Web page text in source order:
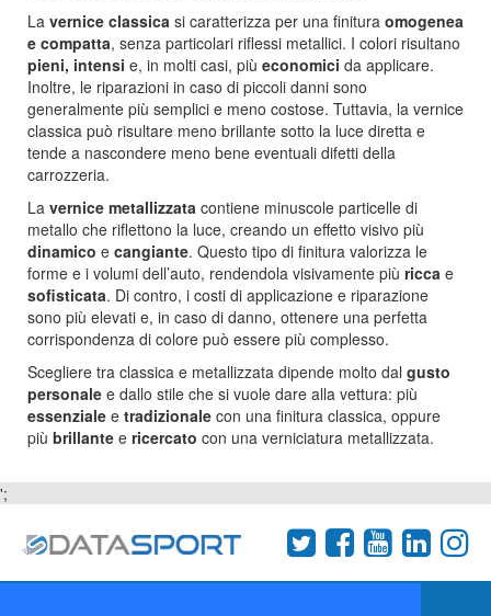
La vernice classica si caratterizza per una finitura omogenea
e compatta, senza particolari riflessi metallici. I colori risultano
pieni, intensi e, in molti casi, più economici da applicare.
Inoltre, le riparazioni in caso di piccoli danni sono
generalmente più semplici e meno costose. Tuttavia, la vernice
classica può risultare meno brillante sotto la luce diretta e
tende a nascondere meno bene eventuali difetti della
carrozzeria.
La vernice metallizzata contiene minuscole particelle di
metallo che riflettono la luce, creando un effetto visivo più
dinamico e cangiante. Questo tipo di finitura valorizza le
forme e i volumi dell’auto, rendendola visivamente più ricca e
sofisticata. Di contro, i costi di applicazione e riparazione
sono più elevati e, in caso di danno, ottenere una perfetta
corrispondenza di colore può essere più complesso.
Scegliere tra classica e metallizzata dipende molto dal gusto
personale e dallo stile che si vuole dare alla vettura: più
essenziale e tradizionale con una finitura classica, oppure
più brillante e ricercato con una verniciatura metallizzata.
';